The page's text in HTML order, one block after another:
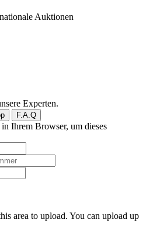
Auktionen
Experten.
F.A.Q
Ihrem Browser, um dieses
area to upload. You can upload up